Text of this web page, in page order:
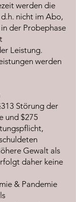
werden die
nicht im Abo,
der Probephase
Leistung.
werden
Störung der
und $275
Gewalt als
daher keine
& Pandemie